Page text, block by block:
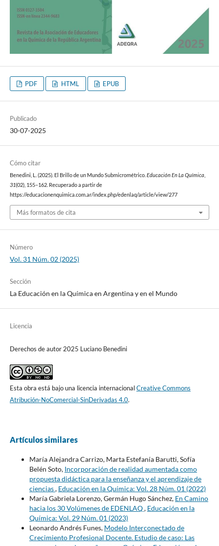
PDF HTML EPUB
Publicado
30-07-2025
Cómo citar
Benedini, L. (2025). El Brillo de un Mundo Submicrométrico. Educación En La Química
31(02), 155–162. Recuperado a partir de
https://educacionenquimica.com.ar/index.php/edenlaq/article/view/277
Más formatos de cita
Número
Vol. 31 Núm. 02 (2025)
Sección
La Educación en la Química en Argentina y en el Mundo
Licencia
Derechos de autor 2025 Luciano Benedini
Esta obra está bajo una licencia internacionalCreative Commons
Atribución-NoComercial-SinDerivadas 4.0.
Artículos similares
María Alejandra Carrizo, Marta Estefanía Barutti, Sofía
Belén Soto, Incorporación de realidad aumentada como
propuesta didáctica para la enseñanza y el aprendizaje de
ciencias, Educación en la Química: Vol. 28 Núm. 01 (2022)
María Gabriela Lorenzo, Germán Hugo Sánchez, En Camino
hacia los 30 Volúmenes de EDENLAQ, Educación en la
Química: Vol. 29 Núm. 01 (2023)
Leonardo Andrés Funes, Modelo Interconectado de
Crecimiento Profesional Docente. Estudio de caso: Las